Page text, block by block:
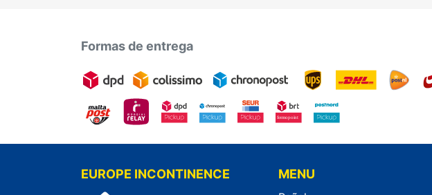
Formas de entrega
EUROPE INCONTINENCE MENU